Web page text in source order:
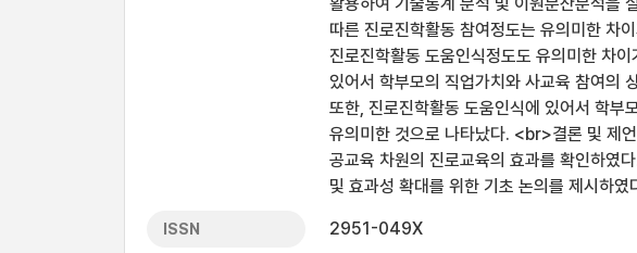
따른 진로진학활동 참여정도는 유의미한 차
진로진학활동 도움인식정도도 유의미한 차
있어서 학부모의 직업가치와 사교육 참여의
또한, 진로진학활동 도움인식에 있어서 학부
유의미한 것으로 나타났다. <br>결론 및 제
공교육 차원의 진로교육의 효과를 확인하였
및 효과성 확대를 위한 기초 논의를 제시하였
ISSN 2951-049X